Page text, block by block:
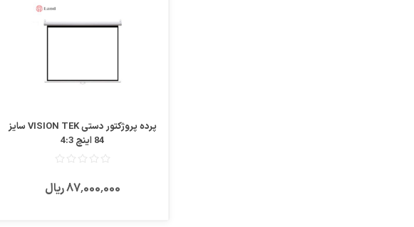
پرده پروژکتور دستی VISION TEK سایز
84 اینچ 4:3
87٬000٬000 ریال